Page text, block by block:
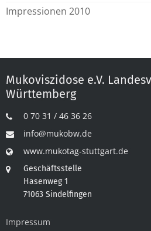
Impressionen 2010
Mukoviszidose e.V.
Württemberg
0 70 31 / 46 36 26
info@mukobw.de
www.mukotag-stuttgart.de
Geschäftsstelle
Hasenweg 1
71063 Sindelfingen
Impressum